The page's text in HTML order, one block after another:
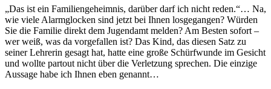
„Das ist ein Familiengeheimnis, darüber darf ich nicht reden.“… Na,
wie viele Alarmglocken sind jetzt bei Ihnen losgegangen? Würden
Sie die Familie direkt dem Jugendamt melden? Am Besten sofort –
wer weiß, was da vorgefallen ist? Das Kind, das diesen Satz zu
seiner Lehrerin gesagt hat, hatte eine große Schürfwunde im Gesicht
und wollte partout nicht über die Verletzung sprechen. Die einzige
Aussage habe ich Ihnen eben genannt…